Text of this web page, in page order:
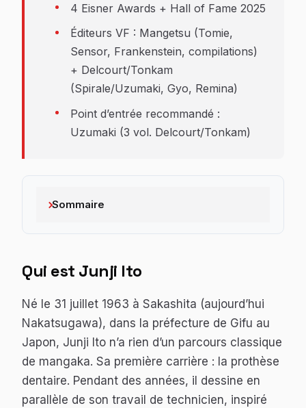
4 Eisner Awards + Hall of Fame 2025
Éditeurs VF : Mangetsu (Tomie,
Sensor, Frankenstein, compilations)
+ Delcourt/Tonkam
(Spirale/Uzumaki, Gyo, Remina)
Point d’entrée recommandé :
Uzumaki (3 vol. Delcourt/Tonkam)
Sommaire
Qui est Junji Ito
Né le 31 juillet 1963 à Sakashita (aujourd’hui
Nakatsugawa), dans la préfecture de Gifu au
Japon, Junji Ito n’a rien d’un parcours classique
de mangaka. Sa première carrière : la prothèse
dentaire. Pendant des années, il dessine en
parallèle de son travail de technicien, inspiré